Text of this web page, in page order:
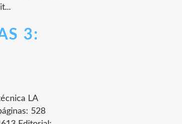
3:
LA
528